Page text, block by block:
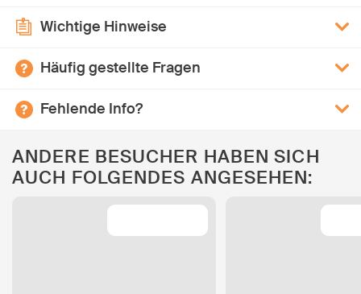
Wichtige Hinweise
Häufig gestellte Fragen
Fehlende Info?
ANDERE BESUCHER HABEN SICH
AUCH FOLGENDES ANGESEHEN: